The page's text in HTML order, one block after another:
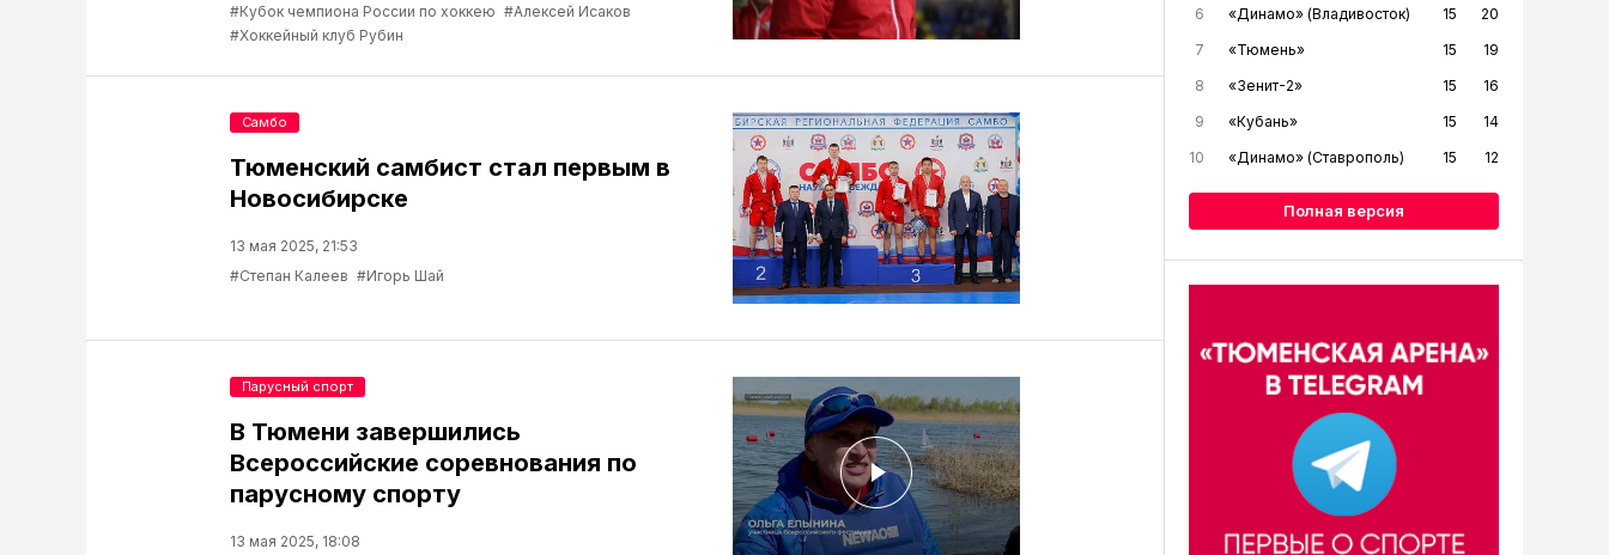
#Кубок чемпиона России по хоккею #Алексей Исаков
#Хоккейный клуб Рубин
Тюменский самбист стал первым в
Новосибирске
13 мая 2025, 21:53
#Степан Калеев #Игорь Шай
Самбо
В Тюмени завершились
Всероссийские соревнования по
парусному спорту
13 мая 2025, 18:08
Парусный спорт
6
«Динамо» (Владивосток) 15
20
7
«Тюмень» 15
19
8
«Зенит-2» 15
16
9
«Кубань» 15
14
10
«Динамо» (Ставрополь) 15 12
Полная версия